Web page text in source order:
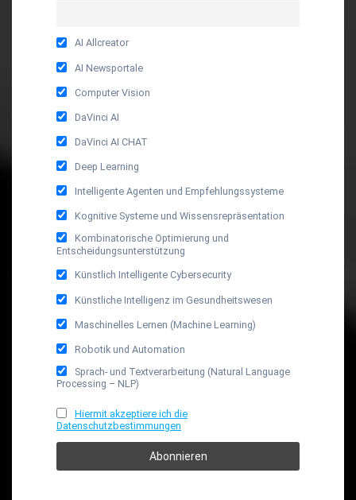
AI Allcreator
AI Newsportale
Computer Vision
DaVinci AI
DaVinci AI CHAT
Deep Learning
Intelligente Agenten und Empfehlungssysteme
Kognitive Systeme und Wissensrepräsentation
Kombinatorische Optimierung und
Entscheidungsunterstützung
Künstlich Intelligente Cybersecurity
Künstliche Intelligenz im Gesundheitswesen
Maschinelles Lernen (Machine Learning)
Robotik und Automation
Sprach- und Textverarbeitung (Natural Language
Processing – NLP)
Hiermit akzeptiere ich die
Datenschutzbestimmungen